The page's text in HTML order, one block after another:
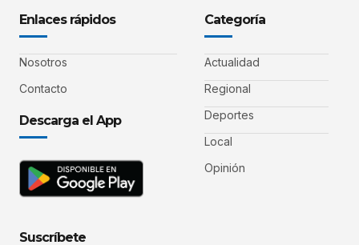
Enlaces rápidos
Nosotros
Contacto
Descarga el App
Categoría
Actualidad
Regional
Deportes
Local
Opinión
Suscríbete